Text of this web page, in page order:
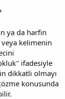
ya da harfin
kelimenin
ifadesiyle
dikkatli olmayı
konusunda